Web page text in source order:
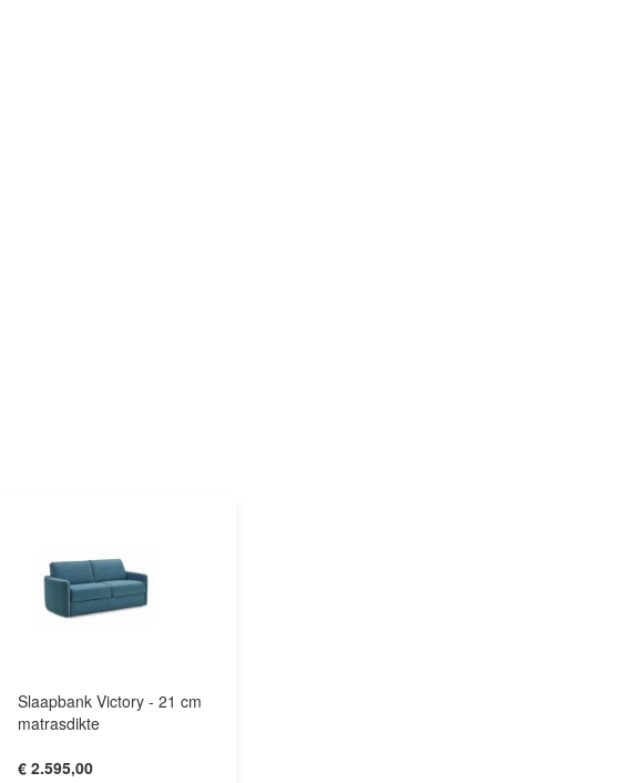
Slaapbank Victory - 21 cm
matrasdikte
€ 2.595,00